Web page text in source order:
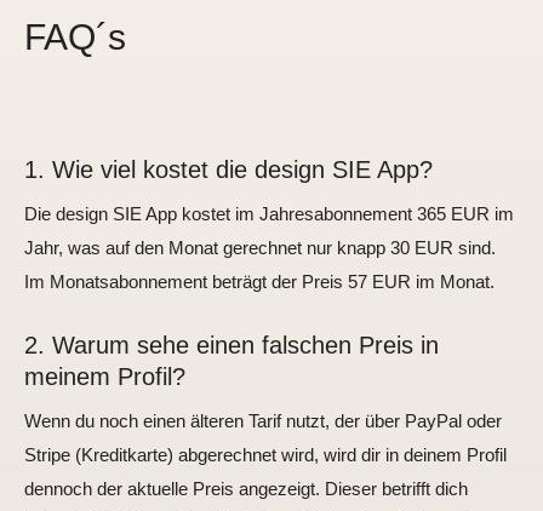
FAQ´s
1. Wie viel kostet die design SIE App?
Die design SIE App kostet im Jahresabonnement 365 EUR im
Jahr, was auf den Monat gerechnet nur knapp 30 EUR sind.
Im Monatsabonnement beträgt der Preis 57 EUR im Monat.
2. Warum sehe einen falschen Preis in
meinem Profil?
Wenn du noch einen älteren Tarif nutzt, der über PayPal oder
Stripe (Kreditkarte) abgerechnet wird, wird dir in deinem Profil
dennoch der aktuelle Preis angezeigt. Dieser betrifft dich